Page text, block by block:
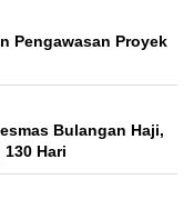
Pengawasan Proyek
Bulangan Haji,
Hari